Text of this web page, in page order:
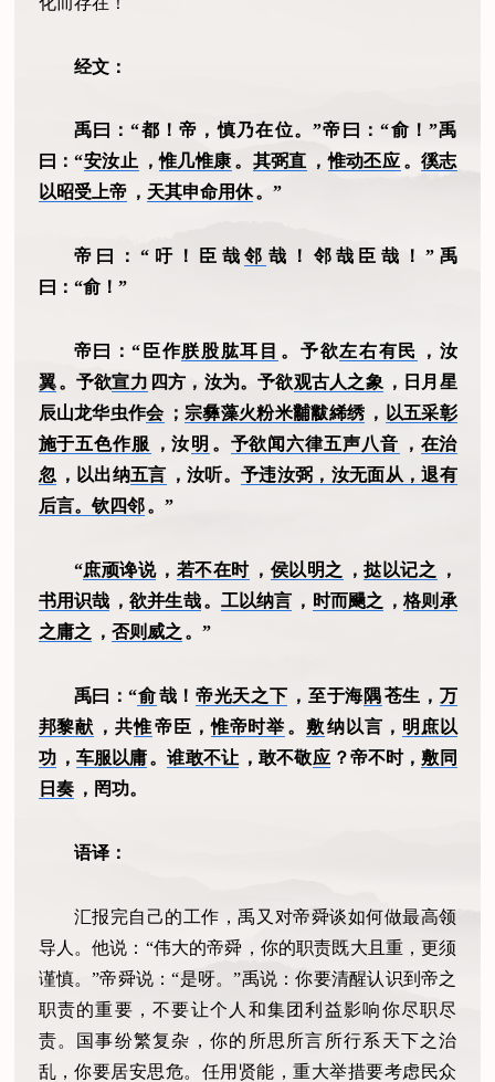
经文：
禹曰：“都！帝，慎乃在位。”帝曰：“俞！”禹
曰：“安汝止 ，惟几惟康 。 其弼直 ，惟动丕应 。 徯志
以昭受上帝 ， 天其申命用休 。”
帝曰：“吁！臣哉 邻 哉！邻哉臣哉！”禹
曰：“俞！”
帝曰：“臣作朕股肱耳目 。予欲左右有民
，汝
翼。予欲宣力 四方，汝为。予欲观古人之象 ，日月星
辰山龙华虫作会 ； 宗彝藻火粉米黼黻絺绣 ， 以五采彰
施于五色作服
，汝明 。 予欲闻六律五声八音 ， 在治
忽 ，以出纳五言 ，汝听。予违汝弼，汝无面从，退有
后言。钦四邻 。”
“庶顽谗说 ， 若不在时 ， 侯以明之 ，挞以记之
，
书用识哉 ，欲并生哉。 工以纳言 ， 时而颺之 ，格则承
之庸之 ， 否则威之 。”
禹曰：“俞哉！帝光天之下 ，至于海隅苍生， 万
邦黎献 ，共惟帝臣，惟帝时举 。 敷纳以言， 明庶以
功 ， 车服以庸。谁敢不让 ，敢不敬应 ？帝不时， 敷同
日奏 ，罔功。
语译：
汇报完自己的工作，禹又对帝舜谈如何做最高领
导人。他说：“伟大的帝舜，你的职责既大且重，更须
谨慎。”帝舜说：“是呀。”禹说：你要清醒认识到帝之
职责的重要，不要让个人和集团利益影响你尽职尽
责。国事纷繁复杂，你的所思所言所行系天下之治
乱，你要居安思危。任用贤能，重大举措要考虑民众